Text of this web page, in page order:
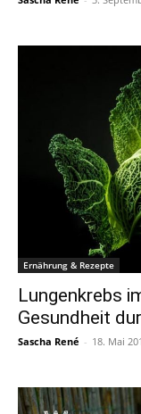
Ernährung & Rezepte
Lungenkrebs
Gesundheit
Sascha René - 18. Mai